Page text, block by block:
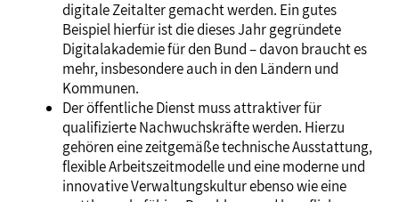
digitale Zeitalter gemacht werden. Ein gutes
Beispiel hierfür ist die dieses Jahr gegründete
Digitalakademie für den Bund – davon braucht es
mehr, insbesondere auch in den Ländern und
Kommunen.
Der öffentliche Dienst muss attraktiver für
qualifizierte Nachwuchskräfte werden. Hierzu
gehören eine zeitgemäße technische Ausstattung,
flexible Arbeitszeitmodelle und eine moderne und
innovative Verwaltungskultur ebenso wie eine